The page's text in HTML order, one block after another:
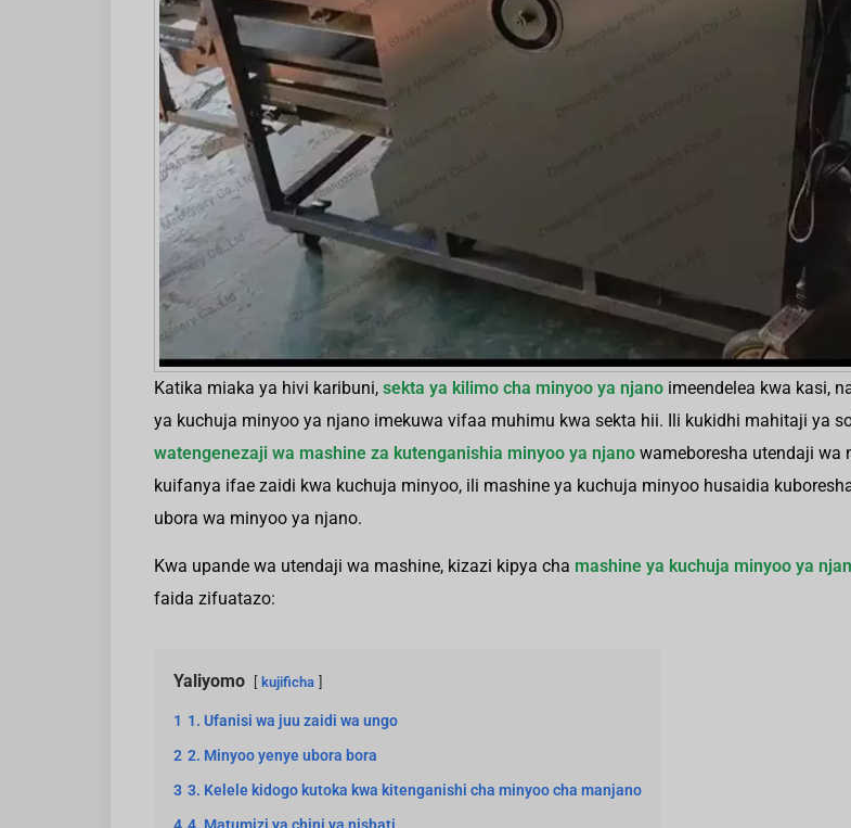
Katika miaka ya hivi karibuni, sekta ya kilimo cha minyoo ya njano imeendelea kwa kasi,
ya kuchuja minyoo ya njano imekuwa vifaa muhimu kwa sekta hii. Ili kukidhi mahitaji ya
watengenezaji wa mashine za kutenganishia minyoo ya njano wameboresha utendaji wa
kuifanya ifae zaidi kwa kuchuja minyoo, ili mashine ya kuchuja minyoo husaidia
ubora wa minyoo ya njano.
Kwa upande wa utendaji wa mashine, kizazi kipya cha mashine ya kuchuja minyoo ya
faida zifuatazo:
Yaliyomo kujificha
1 1. Ufanisi wa juu zaidi wa ungo
2 2. Minyoo yenye ubora bora
3 3. Kelele kidogo kutoka kwa kitenganishi cha minyoo cha manjano